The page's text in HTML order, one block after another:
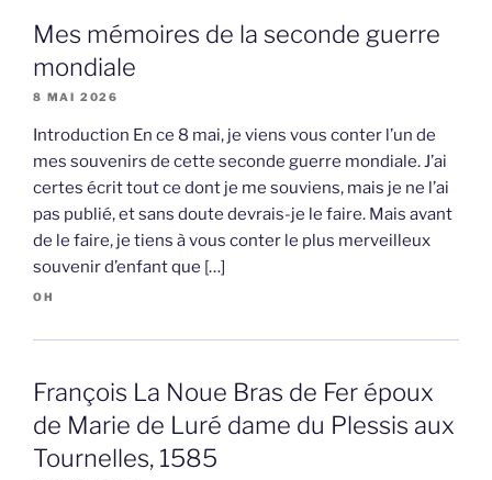
Mes mémoires de la seconde guerre
mondiale
8 MAI 2026
Introduction En ce 8 mai, je viens vous conter l’un de
mes souvenirs de cette seconde guerre mondiale. J’ai
certes écrit tout ce dont je me souviens, mais je ne l’ai
pas publié, et sans doute devrais-je le faire. Mais avant
de le faire, je tiens à vous conter le plus merveilleux
souvenir d’enfant que […]
OH
François La Noue Bras de Fer époux
de Marie de Luré dame du Plessis aux
Tournelles, 1585